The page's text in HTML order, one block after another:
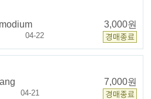
3,000원
04-22
7,000원
04-21